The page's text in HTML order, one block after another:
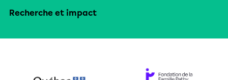
Recherche et impact